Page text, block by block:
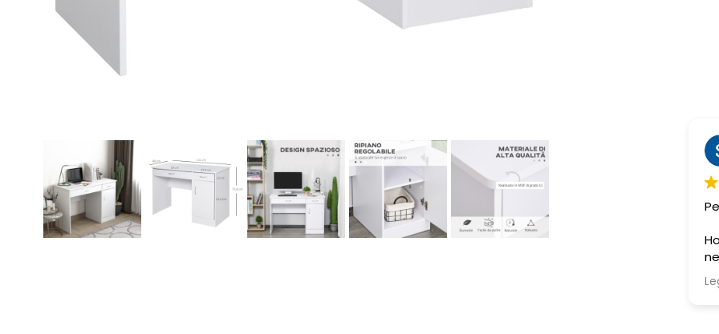
Sabrina M.
2 settimane fa
Ho acquistato due poltrone, ma